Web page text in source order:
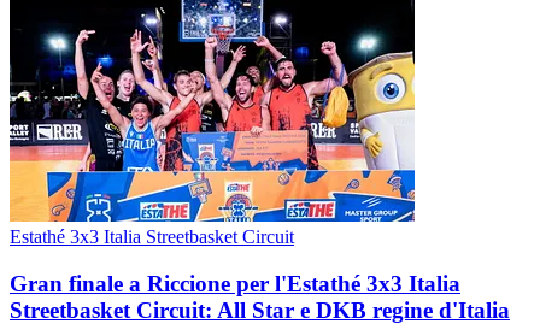
Estathé 3x3 Italia Streetbasket Circuit
Gran finale a Riccione per l'Estathé 3x3 Italia
Streetbasket Circuit: All Star e DKB regine d'Italia